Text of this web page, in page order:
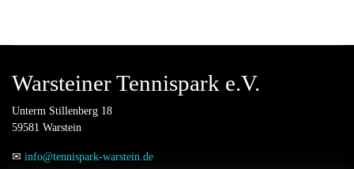
Warsteiner Tennispark e.V.
Unterm Stillenberg 18
59581 Warstein
✉ info@tennispark-warstein.de